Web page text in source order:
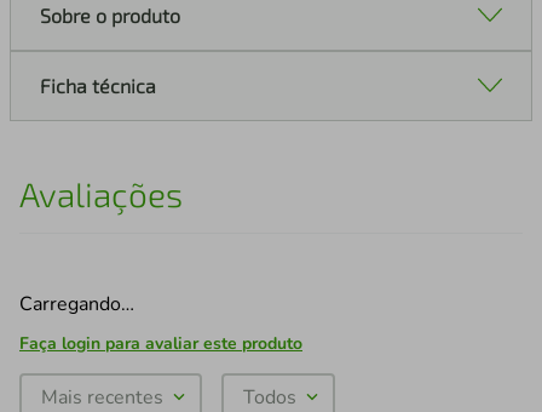
Sobre o produto
Ficha técnica
Avaliações
Carregando…
Faça login para avaliar este produto
Mais recentes Todos